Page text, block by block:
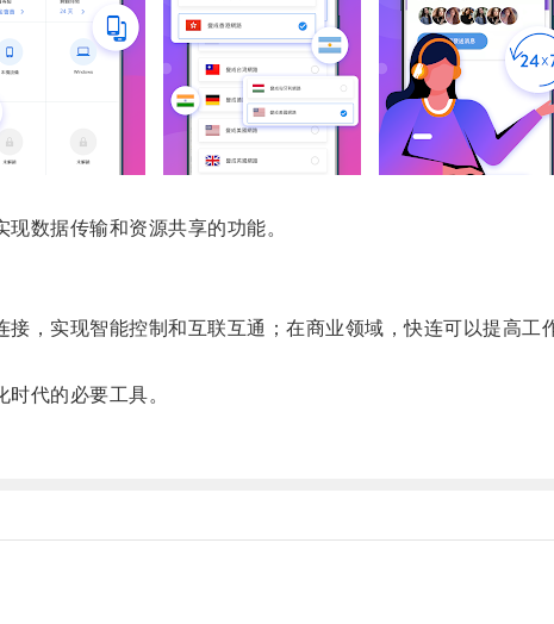
数据传输和资源共享的功能。
实现智能控制和互联互通；在商业领域，快连可以提高工
代的必要工具。